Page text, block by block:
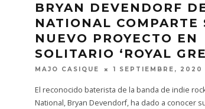
BRYAN DEVENDORF
NATIONAL COMPARTE
NUEVO PROYECTO EN
SOLITARIO ‘ROYAL
MAJO CASIQUE 1 SEPTIEMBRE, 2020
El reconocido baterista de la banda de indie
National, Bryan Devendorf, ha dado a conocer